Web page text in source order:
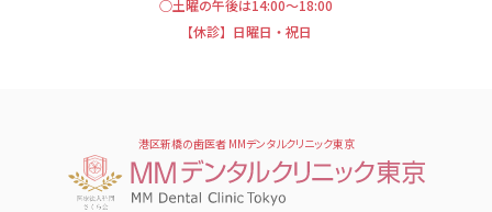
○土曜の午後は14:00～18:00
【休診】日曜日・祝日
港区新橋の歯医者 MMデンタルクリニック東京